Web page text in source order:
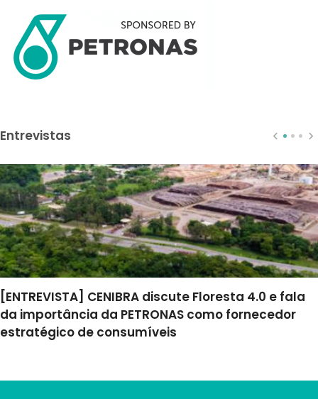
Entrevistas
[ENTREVISTA] CENIBRA discute Floresta 4.0 e fala
da importância da PETRONAS como fornecedor
estratégico de consumíveis